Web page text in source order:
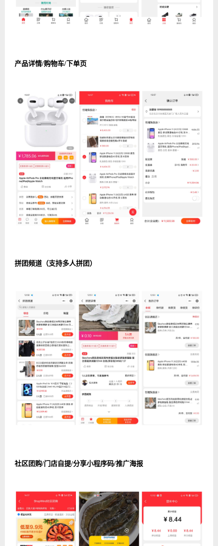
产品详情/购物车/下单页
拼团频道（支持多人拼团）
社区团购/门店自提/分享小程序码/推广海报